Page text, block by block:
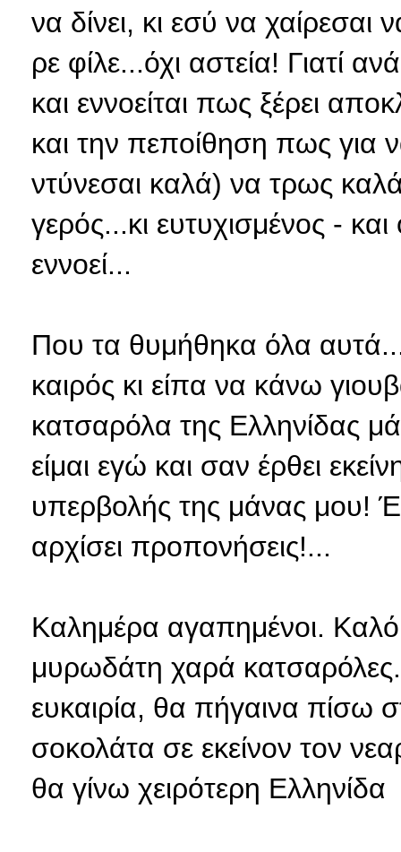
να δίνει, κι εσύ να
ρε φίλε...όχι αστεία! Γιατί
και εννοείται πως ξέρει
και την πεποίθηση πως για
ντύνεσαι καλά) να τρως
γερός...κι ευτυχισμένος -
εννοεί...
Που τα θυμήθηκα όλα
καιρός κι είπα να κάνω
κατσαρόλα της Ελληνίδας
είμαι εγώ και σαν έρθει
υπερβολής της μάνας
αρχίσει προπονήσεις!...
Καλημέρα αγαπημένοι.
μυρωδάτη χαρά
ευκαιρία, θα πήγαινα πίσω
σοκολάτα σε εκείνον τον
θα γίνω χειρότερη